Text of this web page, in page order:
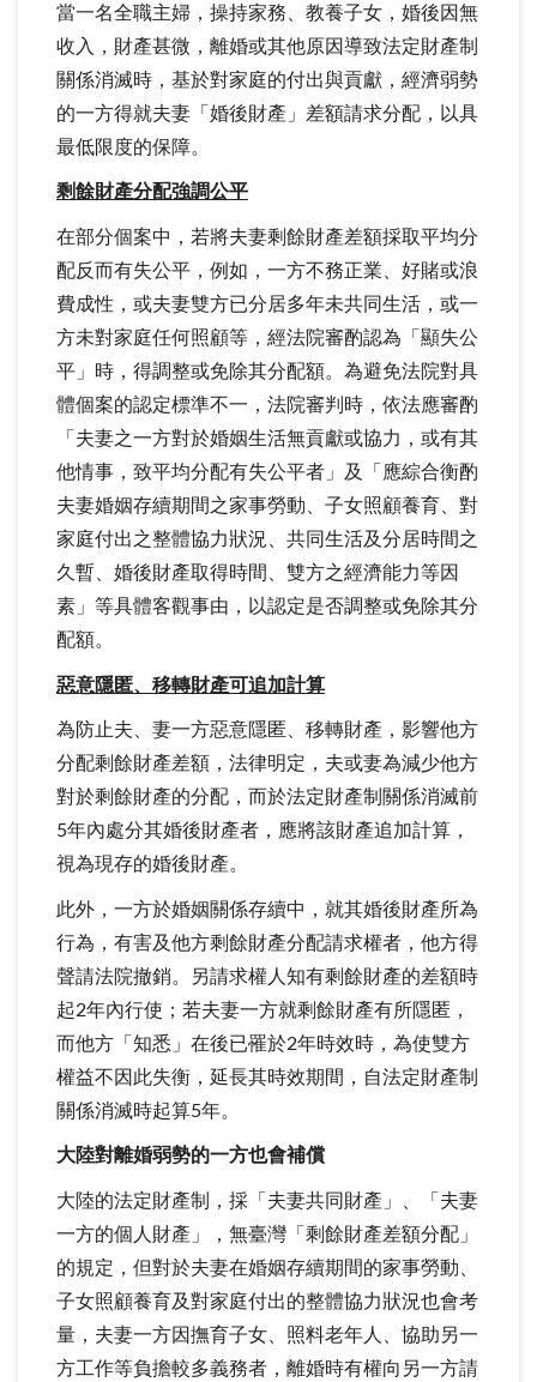
當一名全職主婦，操持家務、教養子女，婚後因無
收入，財產甚微，離婚或其他原因導致法定財產制
關係消滅時，基於對家庭的付出與貢獻，經濟弱勢
的一方得就夫妻「婚後財產」差額請求分配，以具
最低限度的保障。
剩餘財產分配強調公平
在部分個案中，若將夫妻剩餘財產差額採取平均分
配反而有失公平，例如，一方不務正業、好賭或浪
費成性，或夫妻雙方已分居多年未共同生活，或一
方未對家庭任何照顧等，經法院審酌認為「顯失公
平」時，得調整或免除其分配額。為避免法院對具
體個案的認定標準不一，法院審判時，依法應審酌
「夫妻之一方對於婚姻生活無貢獻或協力，或有其
他情事，致平均分配有失公平者」及「應綜合衡酌
夫妻婚姻存續期間之家事勞動、子女照顧養育、對
家庭付出之整體協力狀況、共同生活及分居時間之
久暫、婚後財產取得時間、雙方之經濟能力等因
素」等具體客觀事由，以認定是否調整或免除其分
配額。
惡意隱匿、移轉財產可追加計算
為防止夫、妻一方惡意隱匿、移轉財產，影響他方
分配剩餘財產差額，法律明定，夫或妻為減少他方
對於剩餘財產的分配，而於法定財產制關係消滅前
5年內處分其婚後財產者，應將該財產追加計算，
視為現存的婚後財產。
此外，一方於婚姻關係存續中，就其婚後財產所為
行為，有害及他方剩餘財產分配請求權者，他方得
聲請法院撤銷。另請求權人知有剩餘財產的差額時
起2年內行使；若夫妻一方就剩餘財產有所隱匿，
而他方「知悉」在後已罹於2年時效時，為使雙方
權益不因此失衡，延長其時效期間，自法定財產制
關係消滅時起算5年。
大陸對離婚弱勢的一方也會補償
大陸的法定財產制，採「夫妻共同財產」、「夫妻
一方的個人財產」，無臺灣「剩餘財產差額分配」
的規定，但對於夫妻在婚姻存續期間的家事勞動、
子女照顧養育及對家庭付出的整體協力狀況也會考
量，夫妻一方因撫育子女、照料老年人、協助另一
方工作等負擔較多義務者，離婚時有權向另一方請